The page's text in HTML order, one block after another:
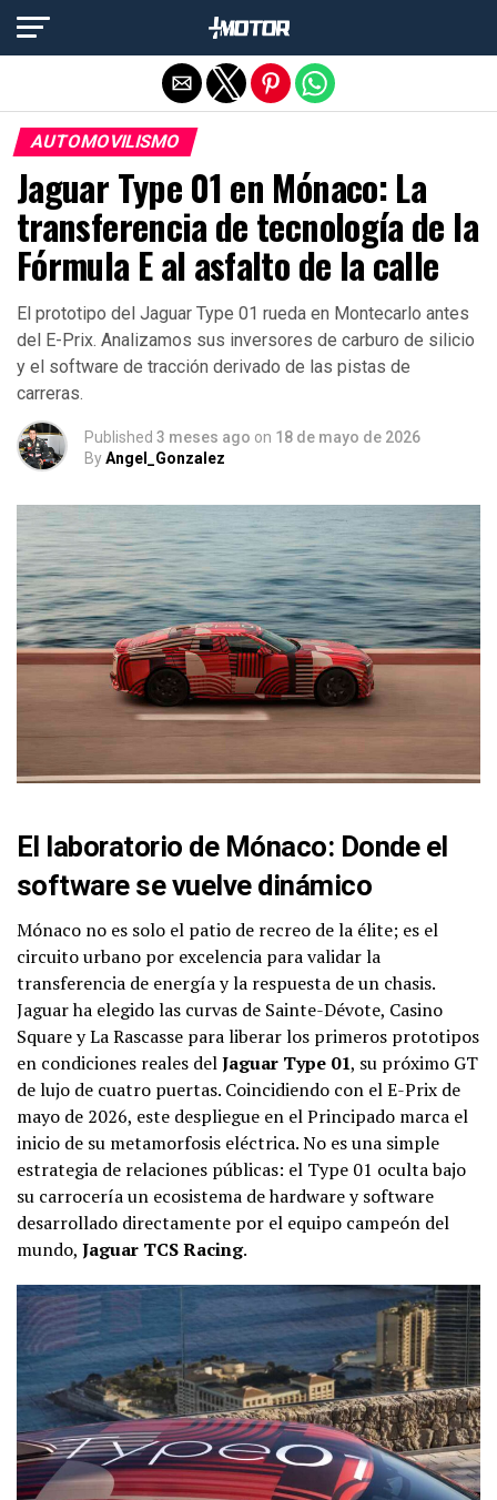
AUTOMOVILISMO
Jaguar Type 01 en Mónaco: La
transferencia de tecnología de la
Fórmula E al asfalto de la calle
El prototipo del Jaguar Type 01 rueda en Montecarlo antes
del E-Prix. Analizamos sus inversores de carburo de silicio
y el software de tracción derivado de las pistas de
carreras.
Published 3 meses ago on 18 de mayo de 2026
ByAngel_Gonzalez
El laboratorio de Mónaco: Donde el
software se vuelve dinámico
Mónaco no es solo el patio de recreo de la élite; es el
circuito urbano por excelencia para validar la
transferencia de energía y la respuesta de un chasis.
Jaguar ha elegido las curvas de Sainte-Dévote, Casino
Square y La Rascasse para liberar los primeros prototipos
en condiciones reales delJaguar Type 01, su próximo GT
de lujo de cuatro puertas. Coincidiendo con el E-Prix de
mayo de 2026, este despliegue en el Principado marca el
inicio de su metamorfosis eléctrica. No es una simple
estrategia de relaciones públicas: el Type 01 oculta bajo
su carrocería un ecosistema de hardware y software
desarrollado directamente por el equipo campeón del
mundo, Jaguar TCS Racing.
Salir de la versión móvil